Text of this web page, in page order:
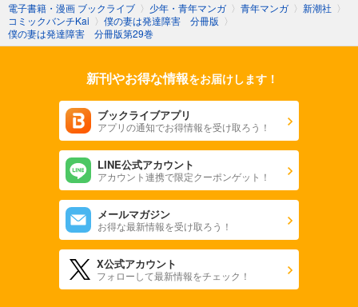
電子書籍・漫画 ブックライブ 〉 少年・青年マンガ 〉 青年マンガ 〉 新潮社 〉
コミックバンチKai 〉 僕の妻は発達障害 分冊版 〉
僕の妻は発達障害 分冊版第29巻
新刊やお得な情報をお届けします！
ブックライブアプリ
アプリの通知でお得情報を受け取ろう！
LINE公式アカウント
アカウント連携で限定クーポンゲット！
メールマガジン
お得な最新情報を受け取ろう！
X公式アカウント
フォローして最新情報をチェック！